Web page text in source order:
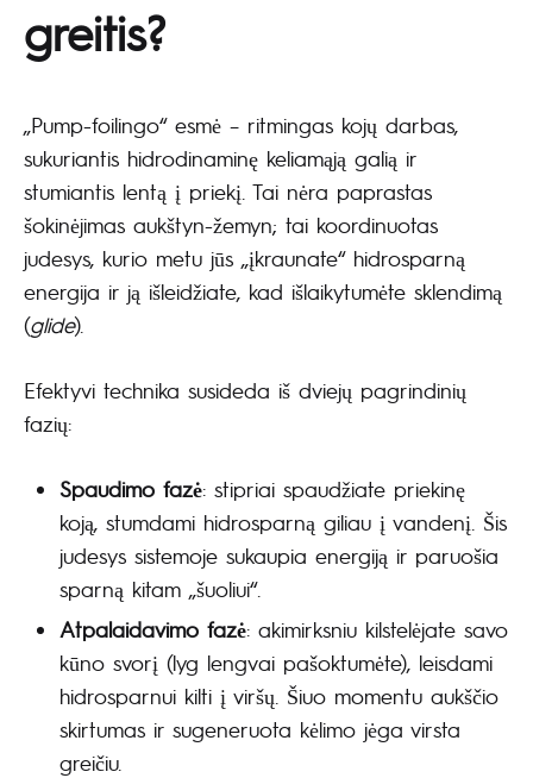
greitis?
„Pump-foilingo“ esmė – ritmingas kojų darbas,
sukuriantis hidrodinaminę keliamąją galią ir
stumiantis lentą į priekį. Tai nėra paprastas
šokinėjimas aukštyn-žemyn; tai koordinuotas
judesys, kurio metu jūs „įkraunate“ hidrosparną
energija ir ją išleidžiate, kad išlaikytumėte sklendimą
(glide).
Efektyvi technika susideda iš dviejų pagrindinių
fazių:
Spaudimo fazė: stipriai spaudžiate priekinę
koją, stumdami hidrosparną giliau į vandenį. Šis
judesys sistemoje sukaupia energiją ir paruošia
sparną kitam „šuoliui“.
Atpalaidavimo fazė: akimirksniu kilstelėjate savo
kūno svorį (lyg lengvai pašoktumėte), leisdami
hidrosparnui kilti į viršų. Šiuo momentu aukščio
skirtumas ir sugeneruota kėlimo jėga virsta
greičiu.